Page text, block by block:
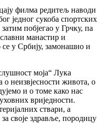
филма редитељ наводи
једног сукоба спортских
побјегао у Грчку, па
манастир и
у Србију, замонашио и
моја“ Лука
неизвјесности живота, о
и о томе како нас
вриједности.
ствари, а
своје здравље, породицу